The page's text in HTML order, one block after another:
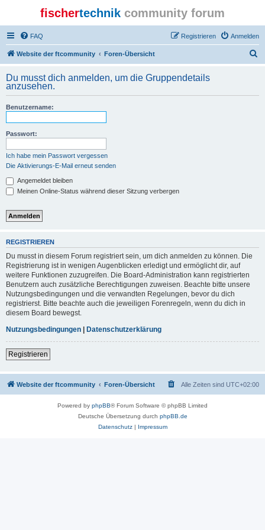
fischertechnik community forum
FAQ Anmelden
Registrieren
Website der ftcommunity Foren-Übersicht
h
Du musst dich anmelden, um die Gruppendetails
anzusehen.
Benutzername:
Passwort:
Ich habe mein Passwort vergessen
Die Aktivierungs-E-Mail erneut senden
Angemeldet bleiben
Meinen Online-Status während dieser Sitzung verbergen
REGISTRIEREN
Du musst in diesem Forum registriert sein, um dich anmelden zu können. Die
Registrierung ist in wenigen Augenblicken erledigt und ermöglicht dir, auf
weitere Funktionen zuzugreifen. Die Board-Administration kann registrierten
Benutzern auch zusätzliche Berechtigungen zuweisen. Beachte bitte unsere
Nutzungsbedingungen und die verwandten Regelungen, bevor du dich
registrierst. Bitte beachte auch die jeweiligen Forenregeln, wenn du dich in
diesem Board bewegst.
Nutzungsbedingungen | Datenschutzerklärung
Registrieren
Website der ftcommunity Foren-Übersicht Alle Zeiten sind UTC+02:00
Powered by phpBB® Forum Software © phpBB Limited
Deutsche Übersetzung durch phpBB.de
Datenschutz| Impressum